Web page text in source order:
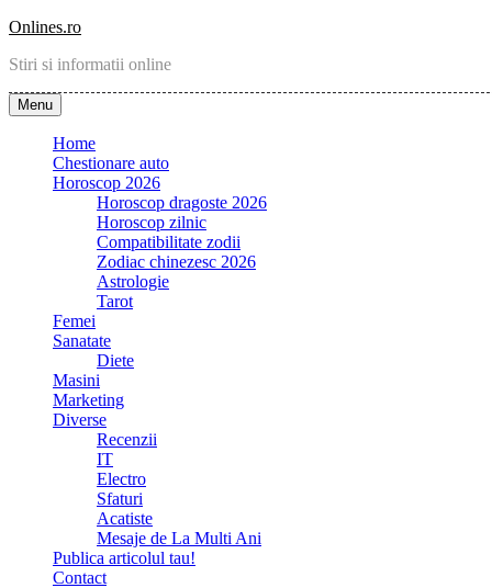
Skip
content
Onlines.ro
Stiri si informatii online
Menu
Home
Chestionare auto
Horoscop 2026
Horoscop dragoste 2026
Horoscop zilnic
Compatibilitate zodii
Zodiac chinezesc 2026
Astrologie
Tarot
Femei
Sanatate
Diete
Masini
Marketing
Diverse
Recenzii
IT
Electro
Sfaturi
Acatiste
Mesaje de La Multi Ani
Publica articolul tau!
Contact